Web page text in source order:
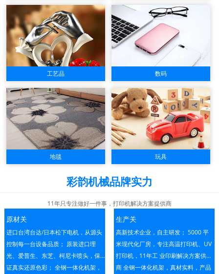
工艺品 数码
地毯 玩具
彩韵机械品牌实力
11年只专注做好一件事，打印机解决方案提供商
原材关
进口台湾台达/日本松下电机，从源头
控制每一台设备品质； 原装进口理
光、爱普生、东芝、柯尼卡喷头，保
证真实还原色彩； 全钢一体化机架，
生产关
高新技术企业，自主研发； 5000 平
米现代化厂房，专注高温打印机、UV
打印机，11年工 业印刷解决方案供应
商 全钢一体化机架，真材实料，产品